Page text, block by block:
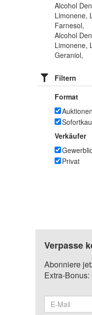
Alcohol
Limonene,
Farnesol,
Alcohol
Limonene,
Geraniol,
Filtern
Format
Auktionen
Verkäufer
Privat
Verpasse
Abonniere
Extra-